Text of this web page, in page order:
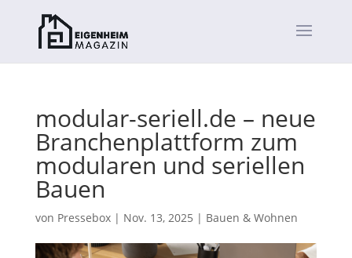
modular-seriell.de – neue
Branchenplattform zum
modularen und seriellen
Bauen
von Pressebox| Nov. 13, 2025 | Bauen & Wohnen